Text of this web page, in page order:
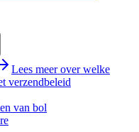
Lees meer over welke
verzendbeleid
van bol